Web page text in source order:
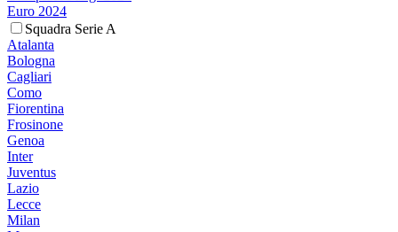
Euro 2024
Squadra Serie A
Atalanta
Bologna
Cagliari
Como
Fiorentina
Frosinone
Genoa
Inter
Juventus
Lazio
Lecce
Milan